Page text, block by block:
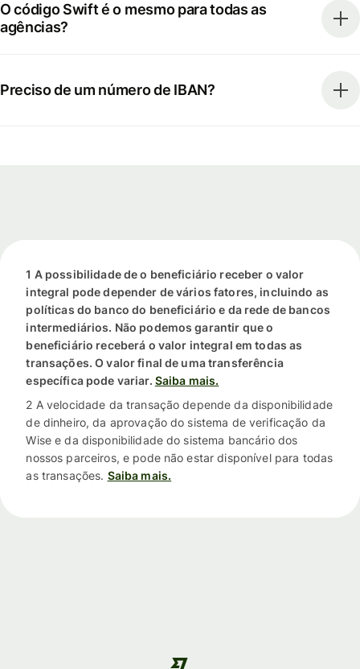
O código Swift é o mesmo para todas as
agências?
Preciso de um número de IBAN?
1 A possibilidade de o beneficiário receber o valor
integral pode depender de vários fatores, incluindo as
políticas do banco do beneficiário e da rede de bancos
intermediários. Não podemos garantir que o
beneficiário receberá o valor integral em todas as
transações. O valor final de uma transferência
específica pode variar. Saiba mais.
2 A velocidade da transação depende da disponibilidade
de dinheiro, da aprovação do sistema de verificação da
Wise e da disponibilidade do sistema bancário dos
nossos parceiros, e pode não estar disponível para todas
as transações. Saiba mais.